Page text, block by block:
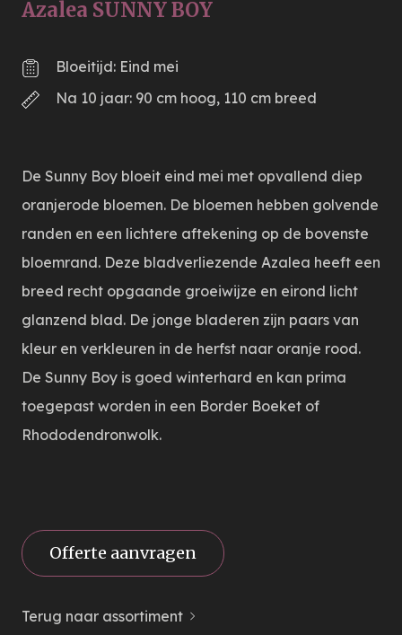
Azalea SUNNY BOY
Bloeitijd: Eind mei
Na 10 jaar: 90 cm hoog, 110 cm breed
De Sunny Boy bloeit eind mei met opvallend diep
oranjerode bloemen. De bloemen hebben golvende
randen en een lichtere aftekening op de bovenste
bloemrand. Deze bladverliezende Azalea heeft een
breed recht opgaande groeiwijze en eirond licht
glanzend blad. De jonge bladeren zijn paars van
kleur en verkleuren in de herfst naar oranje rood.
De Sunny Boy is goed winterhard en kan prima
toegepast worden in een Border Boeket of
Rhododendronwolk.
Offerte aanvragen
Terug naar assortiment